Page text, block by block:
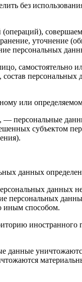
без
уточнение
персональных
или
персональные
субъектом
данных
данных
персональных
иным способом.
иностранного